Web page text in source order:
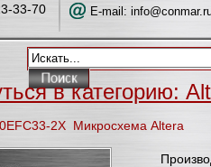
33-70
E-mail:
в категорию:
2X Микросхема Altera